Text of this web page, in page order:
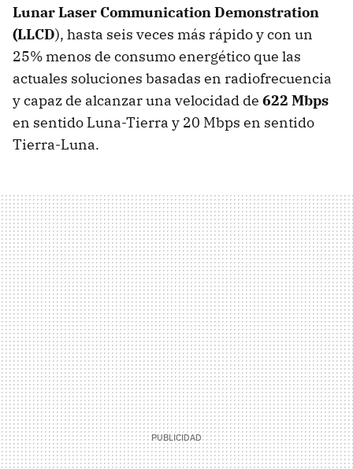
Lunar Laser Communication Demonstration
(LLCD), hasta seis veces más rápido y con un
25% menos de consumo energético que las
actuales soluciones basadas en radiofrecuencia
y capaz de alcanzar una velocidad de 622 Mbps
en sentido Luna-Tierra y 20 Mbps en sentido
Tierra-Luna.